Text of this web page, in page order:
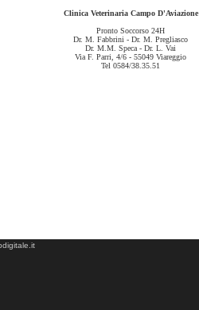
Clinica Veterinaria Campo D'Aviazione
Pronto Soccorso 24H
Dr. M. Fabbrini - Dr. M. Pregliasco
Dr. M.M. Speca - Dr. L. Vai
Via F. Parri, 4/6 - 55049 Viareggio
Tel 0584/38.35.51